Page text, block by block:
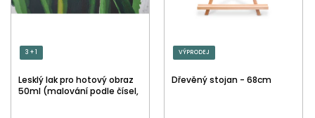
3 + 1
Lesklý lak pro hotový obraz
50ml (malování podle čísel,
VÝPRODEJ
Dřevěný stojan - 68cm